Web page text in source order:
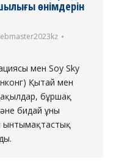
өнімдерін
мен Soy Sky
Қытай мен
бұршақ
бидай ұны
ынтымақтастық